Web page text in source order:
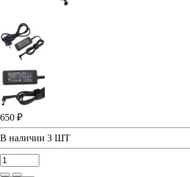
650 ₽
В наличии 3 ШТ